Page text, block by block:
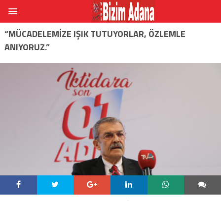
“MÜCADELEMİZE IŞIK TUTUYORLAR, ÖZLEMLE
ANIYORUZ.”